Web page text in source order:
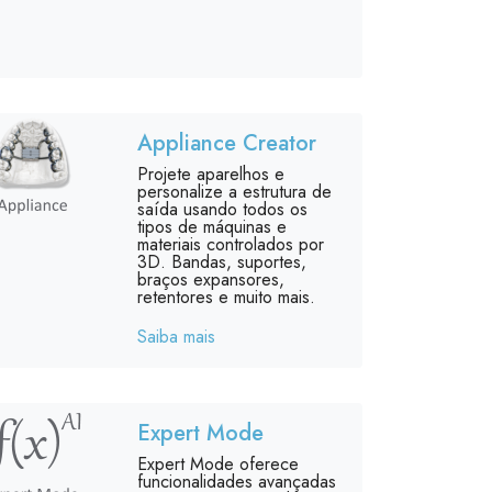
Appliance Creator
Projete aparelhos e
personalize a estrutura de
saída usando todos os
tipos de máquinas e
materiais controlados por
3D. Bandas, suportes,
braços expansores,
retentores e muito mais.
Saiba mais
Expert Mode
Expert Mode oferece
funcionalidades avançadas